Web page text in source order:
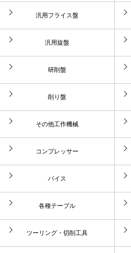
汎用フライス盤
汎用旋盤
研削盤
削り盤
その他工作機械
コンプレッサー
バイス
各種テーブル
ツーリング・切削工具